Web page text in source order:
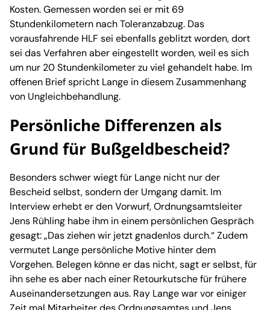
Kosten. Gemessen worden sei er mit 69
Stundenkilometern nach Toleranzabzug. Das
vorausfahrende HLF sei ebenfalls geblitzt worden, dort
sei das Verfahren aber eingestellt worden, weil es sich
um nur 20 Stundenkilometer zu viel gehandelt habe. Im
offenen Brief spricht Lange in diesem Zusammenhang
von Ungleichbehandlung.
Persönliche Differenzen als
Grund für Bußgeldbescheid?
Besonders schwer wiegt für Lange nicht nur der
Bescheid selbst, sondern der Umgang damit. Im
Interview erhebt er den Vorwurf, Ordnungsamtsleiter
Jens Rühling habe ihm in einem persönlichen Gespräch
gesagt: „Das ziehen wir jetzt gnadenlos durch.“ Zudem
vermutet Lange persönliche Motive hinter dem
Vorgehen. Belegen könne er das nicht, sagt er selbst, für
ihn sehe es aber nach einer Retourkutsche für frühere
Auseinandersetzungen aus. Ray Lange war vor einiger